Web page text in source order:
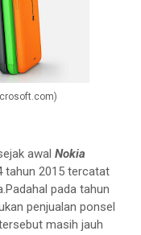
awal Nokia
tahun 2015 tercatat
pada tahun
penjualan ponsel
masih jauh